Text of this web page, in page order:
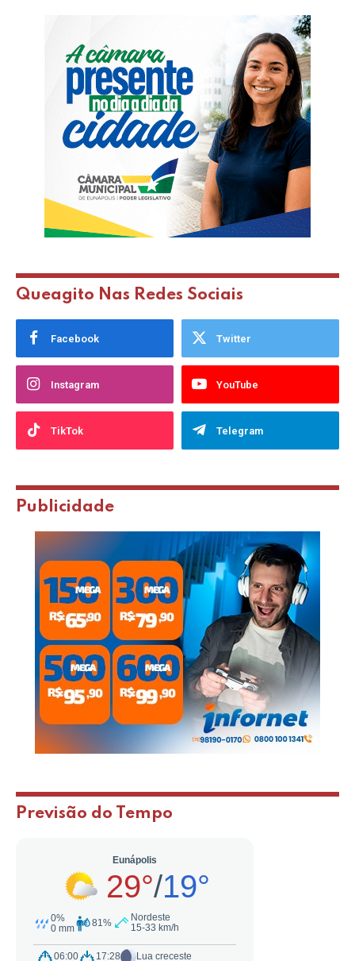
Queagito Nas Redes Sociais
Facebook Twitter
Instagram YouTube
TikTok Telegram
Publicidade
Previsão do Tempo